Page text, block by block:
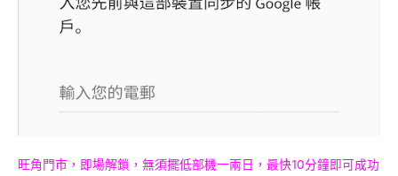
旺角門市，即場解鎖，無須擺低部機一兩日，最快10分鐘即可成功